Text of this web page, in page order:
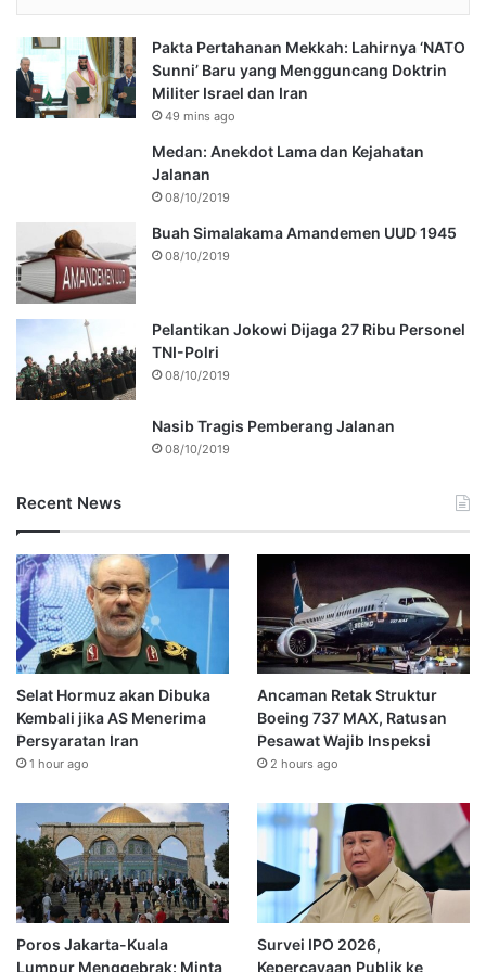
Pakta Pertahanan Mekkah: Lahirnya ‘NATO
Sunni’ Baru yang Mengguncang Doktrin
Militer Israel dan Iran
49 mins ago
Medan: Anekdot Lama dan Kejahatan
Jalanan
08/10/2019
Buah Simalakama Amandemen UUD 1945
08/10/2019
Pelantikan Jokowi Dijaga 27 Ribu Personel
TNI-Polri
08/10/2019
Nasib Tragis Pemberang Jalanan
08/10/2019
Recent News
Selat Hormuz akan Dibuka
Kembali jika AS Menerima
Persyaratan Iran
1 hour ago
Ancaman Retak Struktur
Boeing 737 MAX, Ratusan
Pesawat Wajib Inspeksi
2 hours ago
Poros Jakarta-Kuala
Lumpur Menggebrak: Minta
Survei IPO 2026,
Kepercayaan Publik ke